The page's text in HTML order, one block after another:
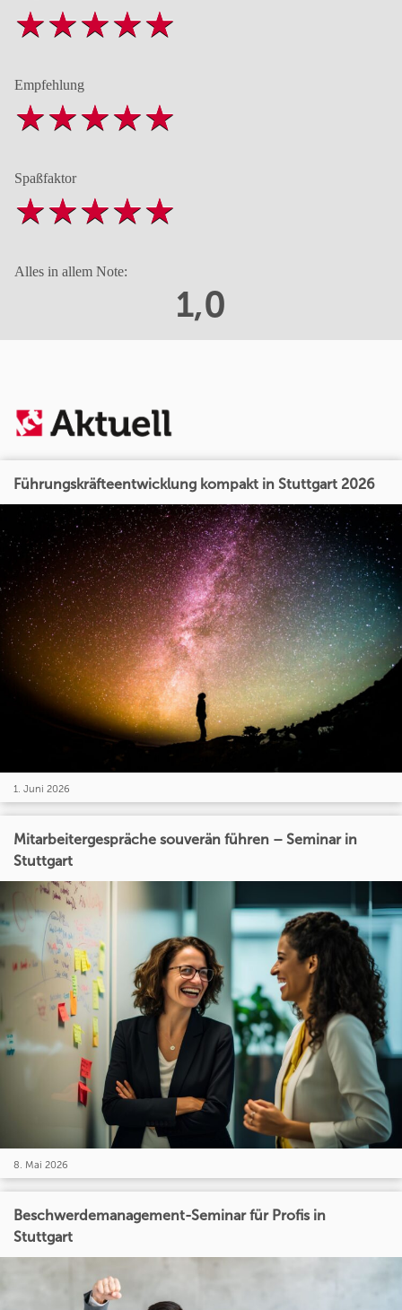
Empfehlung
Spaßfaktor
Alles in allem Note:
1,0
Führungskräfteentwicklung kompakt in Stuttgart 2026
1. Juni 2026
Mitarbeitergespräche souverän führen – Seminar in
Stuttgart
8. Mai 2026
Beschwerdemanagement-Seminar für Profis in
Stuttgart